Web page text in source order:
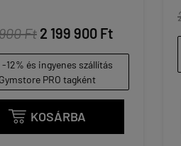
Ft 2 199 900 Ft
-12% és ingyenes szállítás
Gymstore PRO tagként
 KOSÁRBA